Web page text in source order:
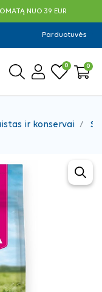
NUO 39 EUR
Parduotuvės
0 0
ir konservai